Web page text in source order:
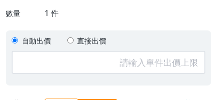
數量 1 件
自動出價 直接出價